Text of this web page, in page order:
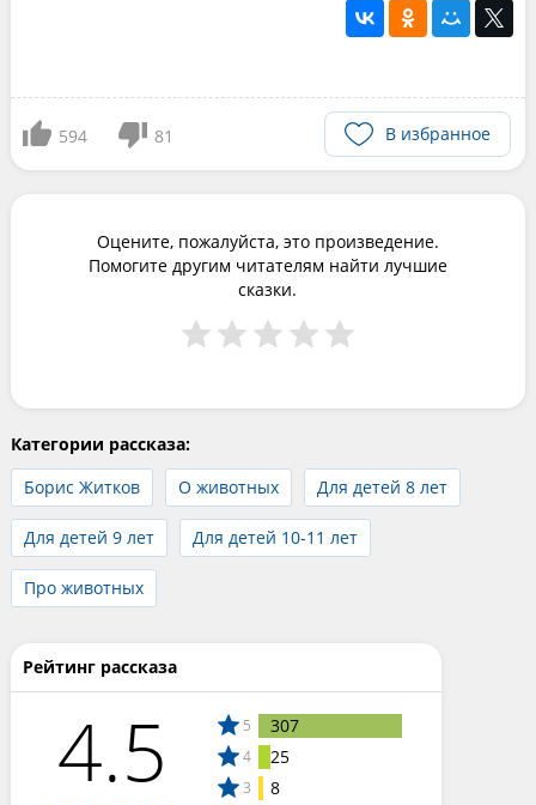
594 81 В избранное
Оцените, пожалуйста, это произведение.
Помогите другим читателям найти лучшие
сказки.
Категории рассказа:
Борис Житков
О животных Для детей 8 лет
Для детей 9 лет Для детей 10-11 лет
Про животных
Рейтинг рассказа
4.5 5 307
4 25
3 8